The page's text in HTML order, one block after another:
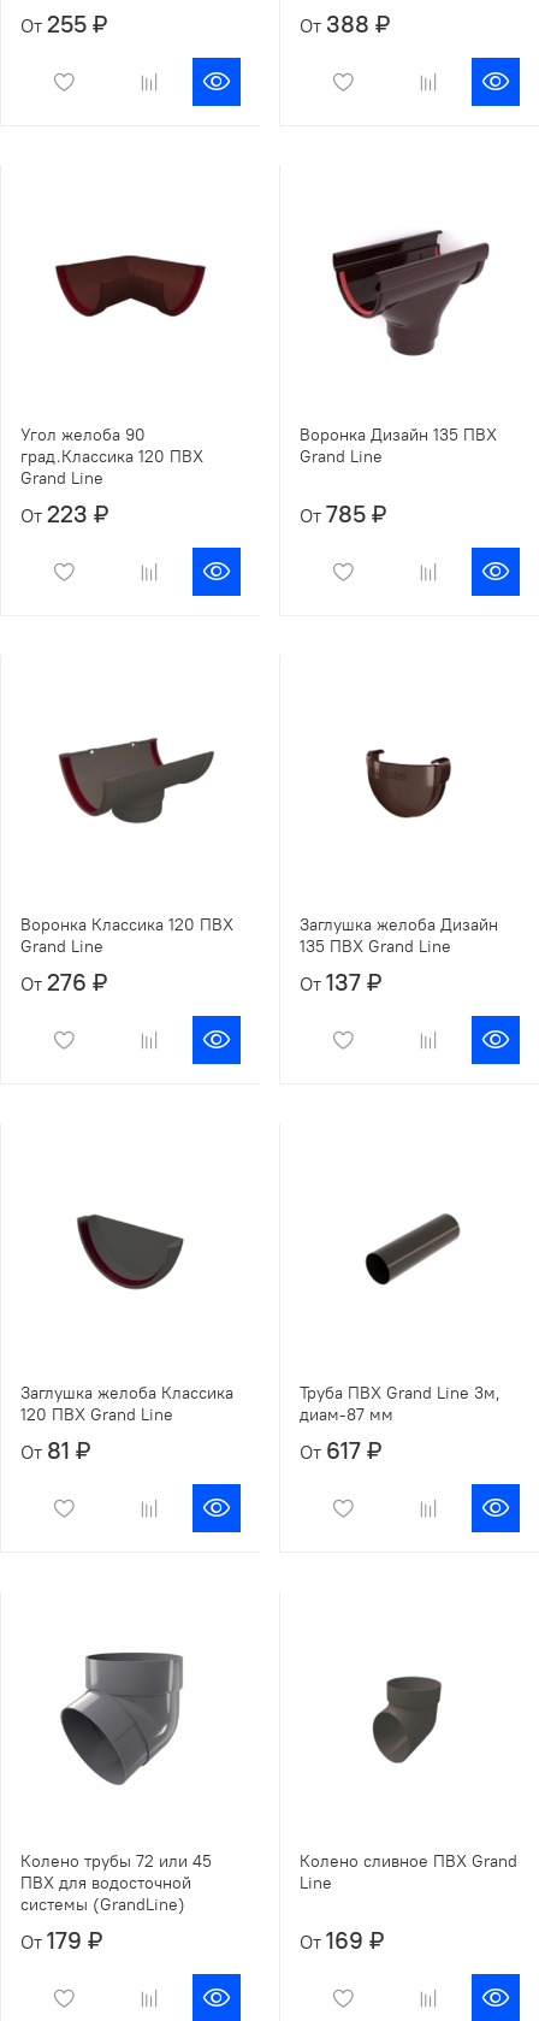
От 255 ₽ От 388 ₽
Угол желоба 90
град.Классика 120 ПВХ
Grand Line
От 223 ₽
Воронка Дизайн 135 ПВХ
Grand Line
От 785 ₽
Воронка Классика 120 ПВХ
Grand Line
От 276 ₽
Заглушка желоба Дизайн
135 ПВХ Grand Line
От 137 ₽
Заглушка желоба Классика
120 ПВХ Grand Line
От 81 ₽
Труба ПВХ Grand Line 3м,
диам-87 мм
От 617 ₽
Колено трубы 72 или 45
ПВХ для водосточной
системы (GrandLine)
От 179 ₽
Колено сливное ПВХ Grand
Line
От 169 ₽